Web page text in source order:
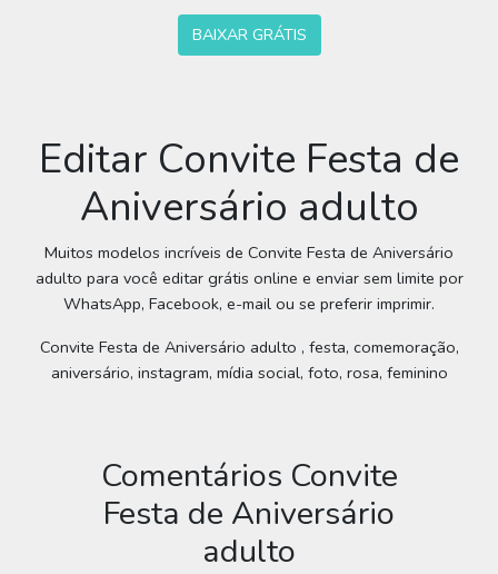
BAIXAR GRÁTIS
Editar Convite Festa de
Aniversário adulto
Muitos modelos incríveis de Convite Festa de Aniversário
adulto para você editar grátis online e enviar sem limite por
WhatsApp, Facebook, e-mail ou se preferir imprimir.
Convite Festa de Aniversário adulto , festa, comemoração,
aniversário, instagram, mídia social, foto, rosa, feminino
Comentários Convite
Festa de Aniversário
adulto